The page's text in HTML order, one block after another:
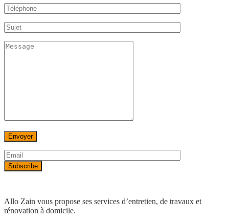
Allo Zain vous propose ses services d’entretien, de travaux et
rénovation à domicile.